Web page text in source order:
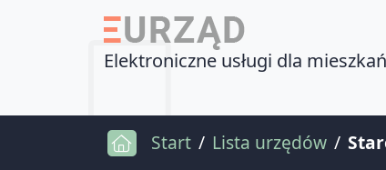
Elektroniczne usługi dla
Start Lista urzędów